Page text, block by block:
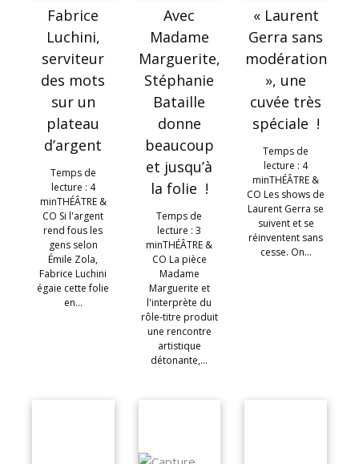
Fabrice
Luchini,
serviteur
des mots
sur un
plateau
d’argent
Temps de
lecture : 4
minTHÉÂTRE &
CO Si l'argent
rend fous les
gens selon
Émile Zola,
Fabrice Luchini
égaie cette folie
en…
Avec
Madame
Marguerite,
Stéphanie
Bataille
donne
beaucoup
et jusqu’à
la folie !
Temps de
lecture : 3
minTHÉÂTRE &
CO La pièce
Madame
Marguerite et
l'interprète du
rôle-titre produit
une rencontre
artistique
détonante,…
« Laurent
Gerra sans
modération
», une
cuvée très
spéciale !
Temps de
lecture : 4
minTHÉÂTRE &
CO Les shows de
Laurent Gerra se
suivent et se
réinventent sans
cesse. On…